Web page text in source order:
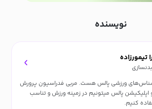
نویسنده
تیمورزاده
ورزشی پالس هست. مربی فدراسیون پرورش
اپلیکیشن پالس میتونیم در زمینه ورزش و تناسب
کنیم.